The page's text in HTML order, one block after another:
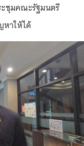
ะชุมคณะรัฐมนตรี
าให้ได้